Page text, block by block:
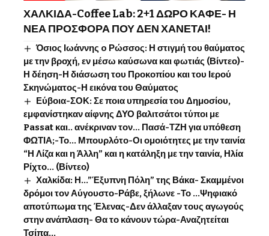
ΧΑΛΚΙΔΑ-Coffee Lab: 2+1 ΔΩΡΟ ΚΑΦΕ- Η
ΝΕΑ ΠΡΟΣΦΟΡΑ ΠΟΥ ΔΕΝ ΧΑΝΕΤΑΙ!
Όσιος Ιωάννης o Ρώσσος: Η στιγμή του θαύματος
με την βροχή, εν μέσω καύσωνα και φωτιάς (Βίντεο)-
Η δέηση-Η διάσωση του Προκοπίου και του Ιερού
Σκηνώματος-Η εικόνα του Θαύματος
Εύβοια-ΣΟΚ: Σε ποια υπηρεσία του Δημοσίου,
εμφανίστηκαν αίφνης ΔΥΟ βαλιτσάτοι τύποι με
Passat και.. ανέκριναν τον… Πασά-ΤΖΗ για υπόθεση
ΦΩΤΙΑ;-Το… Μπουρλότο-Οι ομοιότητες με την ταινία
“Η Λίζα και η Άλλη” και η κατάληξη με την ταινία, Ηλία
Ρίχτο… (Βίντεο)
Χαλκίδα: Η…”Έξυπνη Πόλη” της Βάκα- Σκαμμένοι
δρόμοι τον Αύγουστο-Ράβε, ξήλωνε -Το …Ψηφιακό
αποτύπωμα της Έλενας-Δεν άλλαξαν τους αγωγούς
στην ανάπλαση- Θα το κάνουν τώρα-Αναζητείται
Τσίπα…